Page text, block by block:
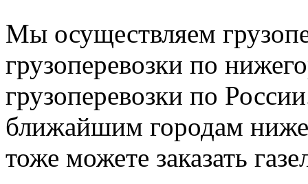
Мы осуществляем
грузоперевозки по
грузоперевозки по
ближайшим городам
тоже можете заказать